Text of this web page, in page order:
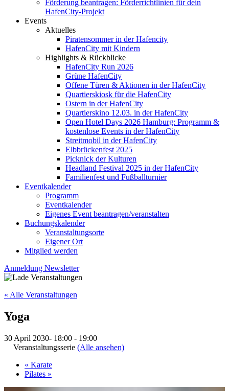
Förderung beantragen: Förderrichtlinien für dein
HafenCity-Projekt
Events
Aktuelles
Piratensommer in der Hafencity
HafenCity mit Kindern
Highlights & Rückblicke
HafenCity Run 2026
Grüne HafenCity
Offene Türen & Aktionen in der HafenCity
Quartierskiosk für die HafenCity
Ostern in der HafenCity
Quartierskino 12.03. in der HafenCity
Open Hotel Days 2026 Hamburg: Programm &
kostenlose Events in der HafenCity
Streitmobil in der HafenCity
Elbbrückenfest 2025
Picknick der Kulturen
Headland Festival 2025 in der HafenCity
Familienfest und Fußballturnier
Eventkalender
Programm
Eventkalender
Eigenes Event beantragen/veranstalten
Buchungskalender
Veranstaltungsorte
Eigener Ort
Mitglied werden
Anmeldung Newsletter
« Alle Veranstaltungen
Yoga
30 April 2030- 18:00 - 19:00
Veranstaltungsserie (Alle ansehen)
« Karate
Pilates »